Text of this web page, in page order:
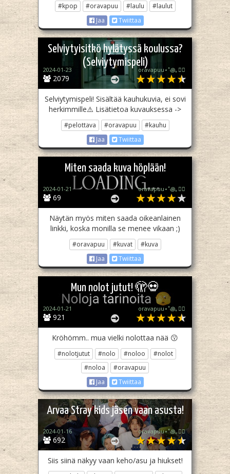
#kpop #oravapuu #laulu
#laulut
Jaa
Twiittaa
Selviytyisitkö hylätyssä koulussa?
(Selviytymispeli)
2079
2024-01-23 oravapuu⋆˚꩜｡🏳️‍🌈
Selviytymispeli! Sisältää kauhukuvia, ei sovi
herkimmille⚠️ Lisätietoa kuvauksessa ->
#pelottava #oravapuu
#kauhu
Jaa
Twiittaa
Miten saada kuva höplään!
69
2024-01-21 oravapuu⋆˚꩜｡🏳️‍🌈
Näytän myös miten saada oikeanlainen
linkki, koska monilla se menee vikaan ;)
#oravapuu #kuvat
#kuva
Jaa
Twiittaa
Mun nolot jutut! 🫣💀
921
2024-01-21 oravapuu⋆˚꩜｡🏳️‍🌈
Kröhömm.. mua vielki nolottaa nää 😗
#nolotjutut #nolo #noloo
#nolot
#noloa
#oravapuu
Jaa
Twiittaa
Arvaa Stray kids jäsen vaan asusta!
692
2024-01-16 oravapuu⋆˚꩜｡🏳️‍🌈
Siis siinä näkyy vaan keho/asu ja hiukset!